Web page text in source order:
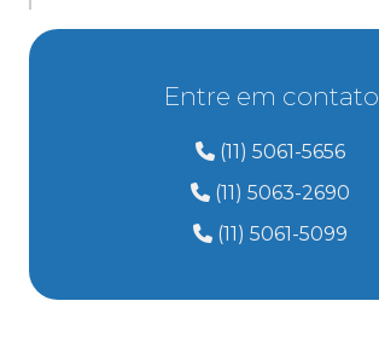
Entre em contato
(11) 5061-5656
(11) 5063-2690
(11) 5061-5099